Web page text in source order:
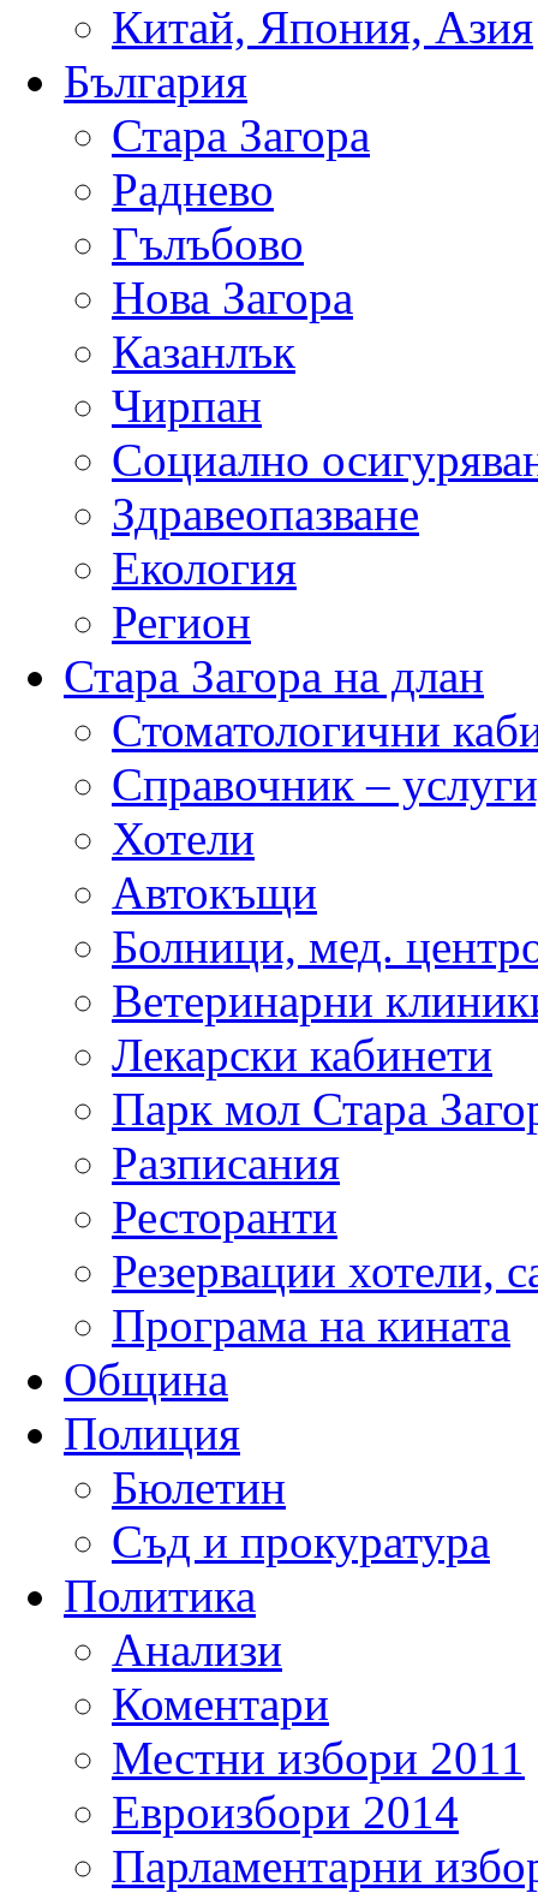
Китай, Япония, Азия
България
Стара Загора
Раднево
Гълъбово
Нова Загора
Казанлък
Чирпан
Социално
Здравеопазване
Екология
Регион
Стара Загора на длан
Стоматологични
Справочник –
Хотели
Автокъщи
Болници, мед.
Ветеринарни
Лекарски кабинети
Парк мол Стара
Разписания
Ресторанти
Резервации хотели,
Програма на кината
Община
Полиция
Бюлетин
Съд и прокуратура
Политика
Анализи
Коментари
Местни избори 2011
Евроизбори 2014
Парламентарни